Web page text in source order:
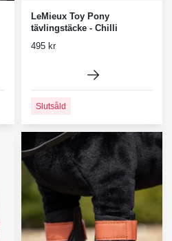
LeMieux Toy Pony
tävlingstäcke - Chilli
495 kr
Slutsåld